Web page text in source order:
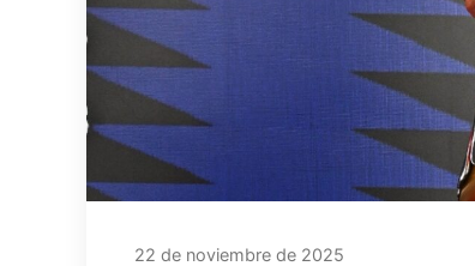
22 de noviembre de 2025